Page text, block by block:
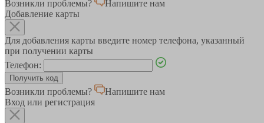
Возникли проблемы?
Напишите нам
Добавление карты
Для добавления карты введите номер телефона, указанный
при получении карты
Телефон:
Возникли проблемы?
Напишите нам
Вход или регистрация